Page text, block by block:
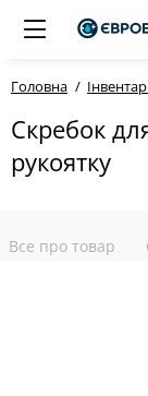
Головна
Скребок
рукоятку
Все про товар